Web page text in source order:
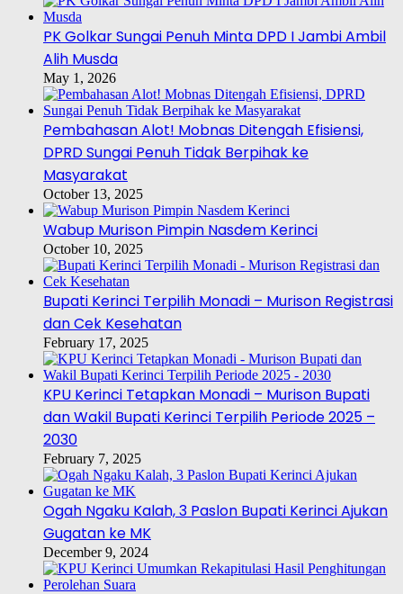
PK Golkar Sungai Penuh Minta DPD I Jambi Ambil
Alih Musda
May 1, 2026
Pembahasan Alot! Mobnas Ditengah Efisiensi,
DPRD Sungai Penuh Tidak Berpihak ke
Masyarakat
October 13, 2025
Wabup Murison Pimpin Nasdem Kerinci
October 10, 2025
Bupati Kerinci Terpilih Monadi – Murison Registrasi
dan Cek Kesehatan
February 17, 2025
KPU Kerinci Tetapkan Monadi – Murison Bupati
dan Wakil Bupati Kerinci Terpilih Periode 2025 –
2030
February 7, 2025
Ogah Ngaku Kalah, 3 Paslon Bupati Kerinci Ajukan
Gugatan ke MK
December 9, 2024